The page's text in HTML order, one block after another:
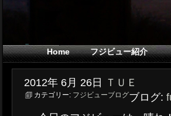
Home フジビュー紹介
2012年 6月 26日 ＴＵＥ
ブログ:
カテゴリー: フジビューブログ